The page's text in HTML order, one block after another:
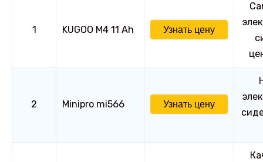
1 KUGOO M4 11 Ah Узнать цену
2 Minipro mi566 Узнать цену